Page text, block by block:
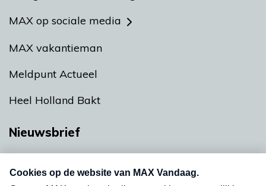
MAX op sociale media
MAX vakantieman
Meldpunt Actueel
Heel Holland Bakt
Nieuwsbrief
nieuwsbrief. Elke vrijdag- en dinsdagochtend in